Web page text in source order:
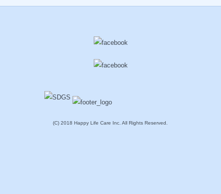
(C) 2018 Happy Life Care Inc. All Rights Reserved.